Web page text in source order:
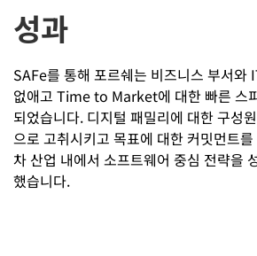
성과
SAFe를 통해 포르쉐는 비즈니스 부서와
없애고 Time to Market에 대한 빠른 스
되었습니다. 디지털 패밀리에 대한 구성
으로 고취시키고 목표에 대한 커밋먼트
차 산업 내에서 소프트웨어 중심 전략을
했습니다.